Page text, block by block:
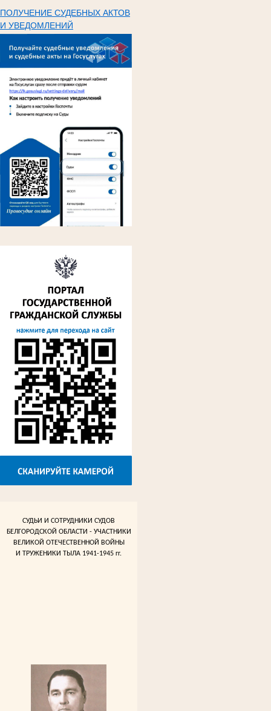
ПОЛУЧЕНИЕ СУДЕБНЫХ АКТОВ
И УВЕДОМЛЕНИЙ
СУДЬИ И СОТРУДНИКИ СУДОВ
БЕЛГОРОДСКОЙ ОБЛАСТИ - УЧАСТНИКИ
ВЕЛИКОЙ ОТЕЧЕСТВЕННОЙ ВОЙНЫ
И ТРУЖЕНИКИ ТЫЛА 1941-1945 гг.